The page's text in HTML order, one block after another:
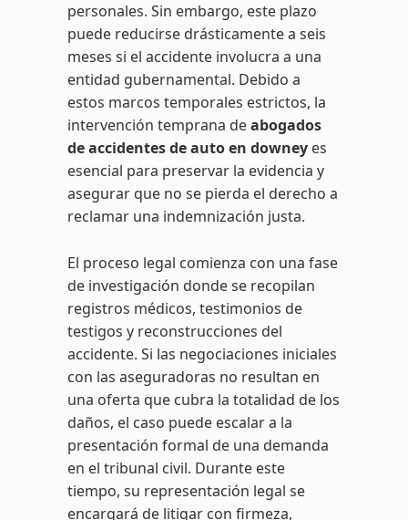
personales. Sin embargo, este plazo
puede reducirse drásticamente a seis
meses si el accidente involucra a una
entidad gubernamental. Debido a
estos marcos temporales estrictos, la
intervención temprana deabogados
de accidentes de auto en downey es
esencial para preservar la evidencia y
asegurar que no se pierda el derecho a
reclamar una indemnización justa.
El proceso legal comienza con una fase
de investigación donde se recopilan
registros médicos, testimonios de
testigos y reconstrucciones del
accidente. Si las negociaciones iniciales
con las aseguradoras no resultan en
una oferta que cubra la totalidad de los
daños, el caso puede escalar a la
presentación formal de una demanda
en el tribunal civil. Durante este
tiempo, su representación legal se
encargará de litigar con firmeza,